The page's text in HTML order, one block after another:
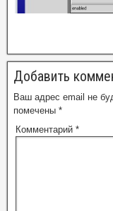
Добавить
Ваш адрес email не
помечены *
Комментарий *